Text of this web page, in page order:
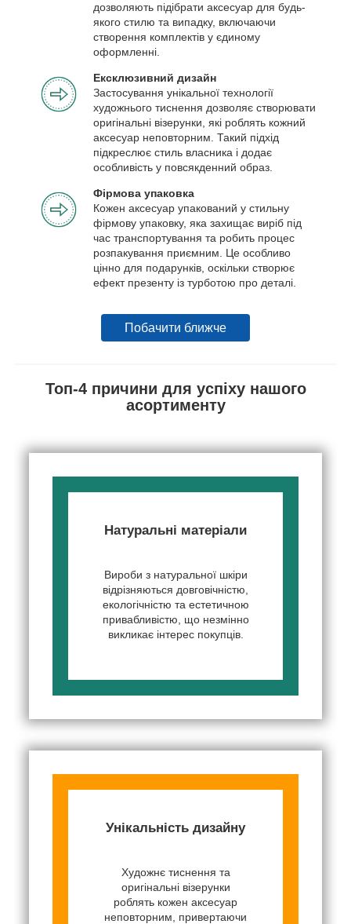
дозволяють підібрати аксесуар для будь-
якого стилю та випадку, включаючи
створення комплектів у єдиному
оформленні.
Ексклюзивний дизайн
Застосування унікальної технології
художнього тиснення дозволяє створювати
оригінальні візерунки, які роблять кожний
аксесуар неповторним. Такий підхід
підкреслює стиль власника і додає
особливість у повсякденний образ.
Фірмова упаковка
Кожен аксесуар упакований у стильну
фірмову упаковку, яка захищає виріб під
час транспортування та робить процес
розпакування приємним. Це особливо
цінно для подарунків, оскільки створює
ефект презенту із турботою про деталі.
Побачити ближче
Топ-4 причини для успіху нашого
асортименту
Натуральні матеріали
Вироби з натуральної шкіри
відрізняються довговічністю,
екологічністю та естетичною
привабливістю, що незмінно
викликає інтерес покупців.
Унікальність дизайну
Художнє тиснення та
оригінальні візерунки
роблять кожен аксесуар
неповторним, привертаючи